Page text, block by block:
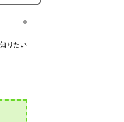
りたい